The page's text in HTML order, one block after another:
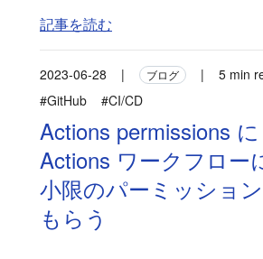
記事を読む
2023-06-28 | ブログ |
5 min
#GitHub
#CI/CD
Actions permissions
Actions ワークフロー
小限のパーミッショ
もらう